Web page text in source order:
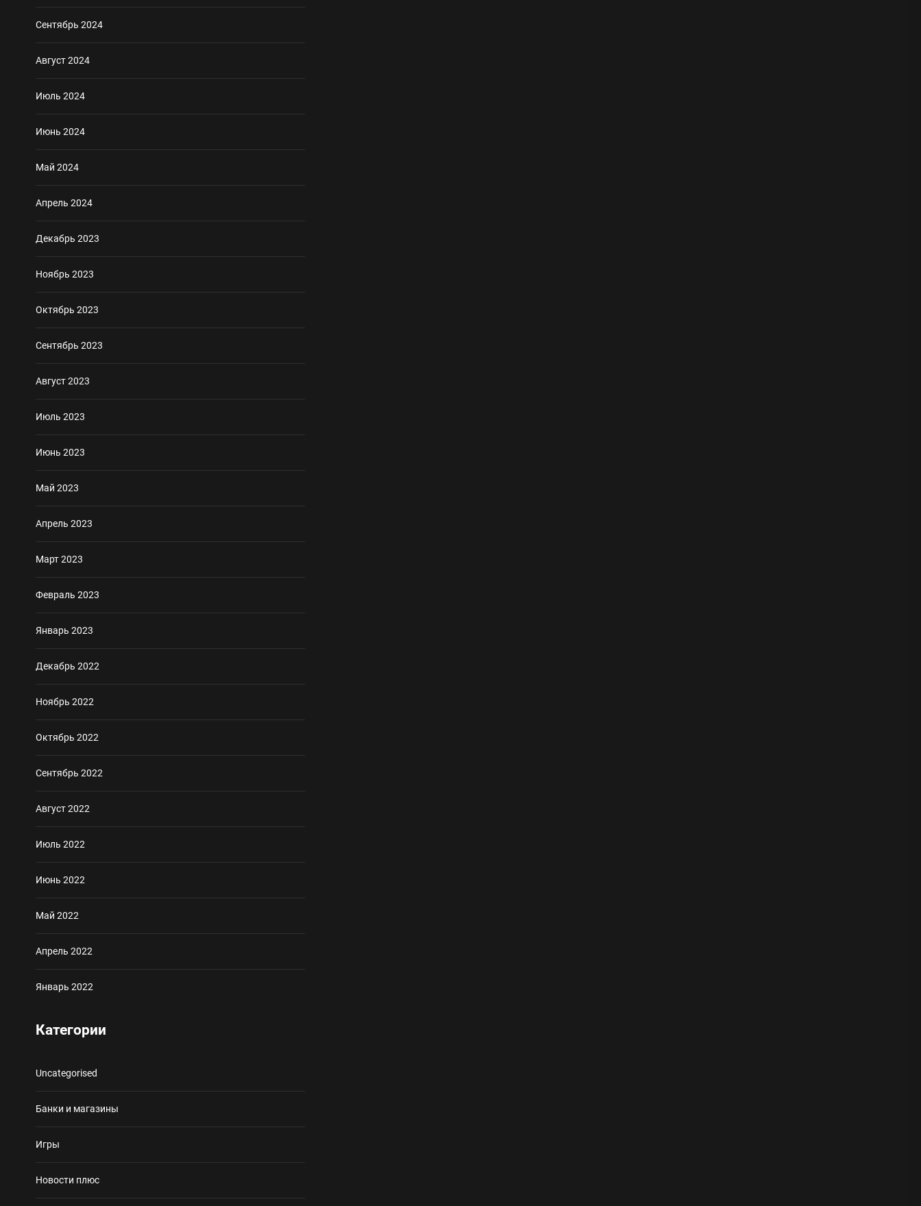
Сентябрь 2024
Август 2024
Июль 2024
Июнь 2024
Май 2024
Апрель 2024
Декабрь 2023
Ноябрь 2023
Октябрь 2023
Сентябрь 2023
Август 2023
Июль 2023
Июнь 2023
Май 2023
Апрель 2023
Март 2023
Февраль 2023
Январь 2023
Декабрь 2022
Ноябрь 2022
Октябрь 2022
Сентябрь 2022
Август 2022
Июль 2022
Июнь 2022
Май 2022
Апрель 2022
Январь 2022
Категории
Uncategorised
Банки и магазины
Игры
Новости плюс